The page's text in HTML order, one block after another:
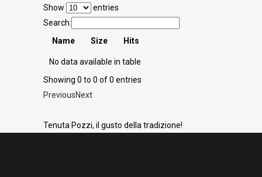
Show
entries
Search:
Name
Size Hits
No data available in table
Showing 0 to 0 of 0 entries
PreviousNext
Tenuta Pozzi, il gusto della tradizione!